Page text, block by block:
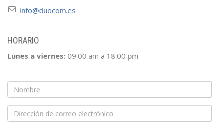
info@duocom.es
HORARIO
Lunes a viernes: 09:00 am a 18:00 pm
Nombre
Email